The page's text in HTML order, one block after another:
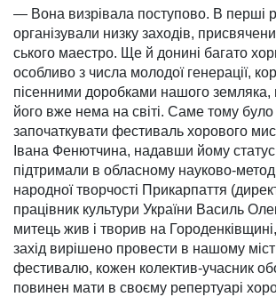
— Вона визрівала поступово. В перші
організували низку заходів,
ського маестро. Ще й донині багато
особливо з числа моло­дої генерації,
пісенними доробками нашого
його вже нема на світі. Саме тому
започаткувати фестиваль хорового
Івана Фенютчина, надавши йому
підтримали в обласному науково-
народної творчості При­кар­паття
праців­ник культури України Василь
митець жив і творив на
захід вирішено провести в нашому
фестивалю, кожен колектив-учасник
повинен мати в своєму репертуарі